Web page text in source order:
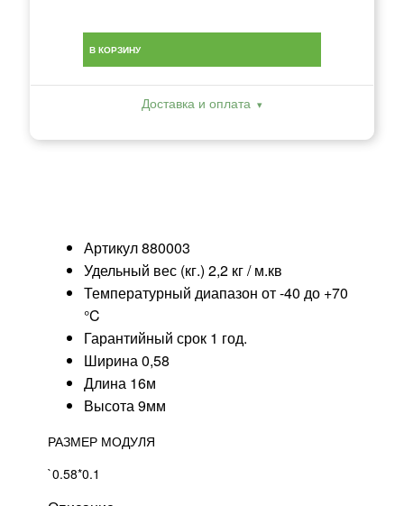
В КОРЗИНУ
Доставка и оплата
Артикул880003
Удельный вес (кг.) 2,2 кг / м.кв
Температурный диапазон от -40 до +70
°C
Гарантийный срок 1 год.
Ширина 0,58
Длина 16м
Высота 9мм
РАЗМЕР МОДУЛЯ
`0.58*0.1